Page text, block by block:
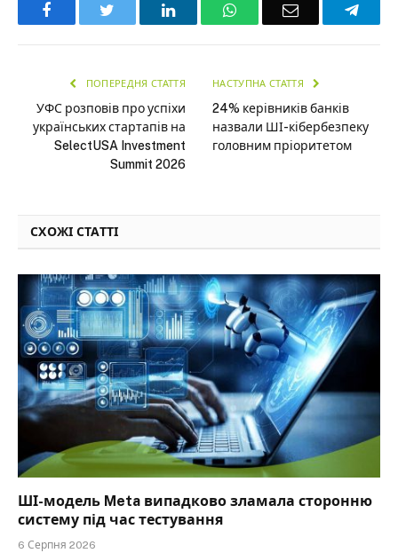
Facebook LinkedInWhatsAppEmail
ПОПЕРЕДНЯ СТАТТЯ
УФС розповів про успіхи
українських стартапів на
SelectUSA Investment
Summit 2026
НАСТУПНА СТАТТЯ
24% керівників банків
назвали ШІ-кібербезпеку
головним пріоритетом
СХОЖІ СТАТТІ
ШІ-модель Meta випадково зламала сторонню
систему під час тестування
6 Серпня 2026